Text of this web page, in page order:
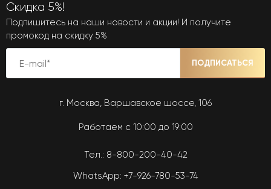
Скидка 5%!
Подпишитесь на наши новости и акции! И получите
промокод на скидку 5%
ПОДПИСАТЬСЯ
г. Москва, Варшавское шоссе, 106
Работаем с 10:00 до 19:00
Тел.: 8-800-200-40-42
WhatsApp: +7-926-780-53-74